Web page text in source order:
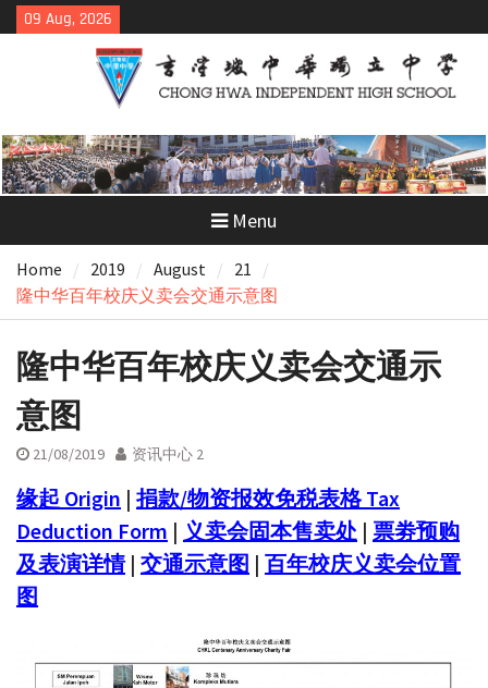
Skip
to
09 Aug, 2026
Menu
Home 2019 August
21
隆中华百年校庆义卖会交通示意图
隆中华百年校庆义卖会交通示
意图
21/08/2019 资讯中心 2
缘起 Origin | 捐款/物资报效免税表格 Tax
Deduction Form | 义卖会固本售卖处 | 票劵预购
及表演详情| 交通示意图 | 百年校庆义卖会位置
图